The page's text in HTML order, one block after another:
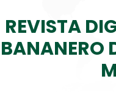
REVISTA
BANANERO